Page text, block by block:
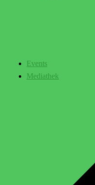
Events
Mediathek